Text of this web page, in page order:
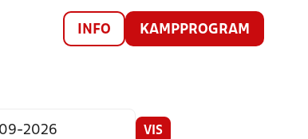
INFO KAMPPROGRAM
VIS